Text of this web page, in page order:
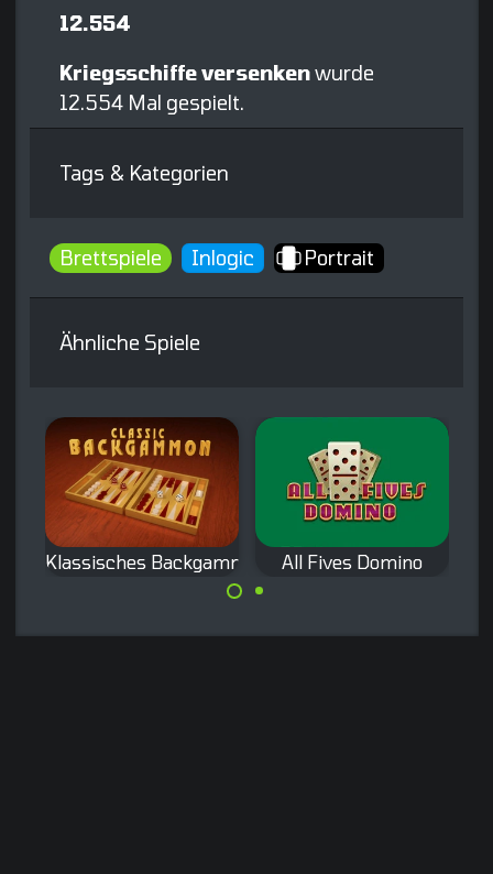
12.554
Kriegsschiffe versenkenwurde
12.554 Mal gespielt.
Tags & Kategorien
Brettspiele Inlogic Portrait
Ähnliche Spiele
Klassisches Backgammon All Fives Domino